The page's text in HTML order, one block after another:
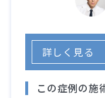
詳しく見る
この症例の施